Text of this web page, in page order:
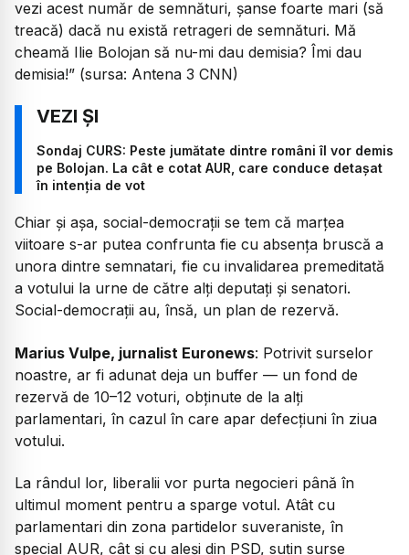
vezi acest număr de semnături, șanse foarte mari (să
treacă) dacă nu există retrageri de semnături. Mă
cheamă Ilie Bolojan să nu-mi dau demisia? Îmi dau
demisia!” (sursa: Antena 3 CNN)
Sondaj CURS: Peste jumătate dintre români îl vor demis
pe Bolojan. La cât e cotat AUR, care conduce detașat
în intenția de vot
Chiar și așa, social-democrații se tem că marțea
viitoare s-ar putea confrunta fie cu absența bruscă a
unora dintre semnatari, fie cu invalidarea premeditată
a votului la urne de către alți deputați și senatori.
Social-democrații au, însă, un plan de rezervă.
Marius Vulpe, jurnalist Euronews: Potrivit surselor
noastre, ar fi adunat deja un buffer — un fond de
rezervă de 10–12 voturi, obținute de la alți
parlamentari, în cazul în care apar defecțiuni în ziua
votului.
La rândul lor, liberalii vor purta negocieri până în
ultimul moment pentru a sparge votul. Atât cu
parlamentari din zona partidelor suveraniste, în
special AUR, cât și cu aleși din PSD, suțin surse